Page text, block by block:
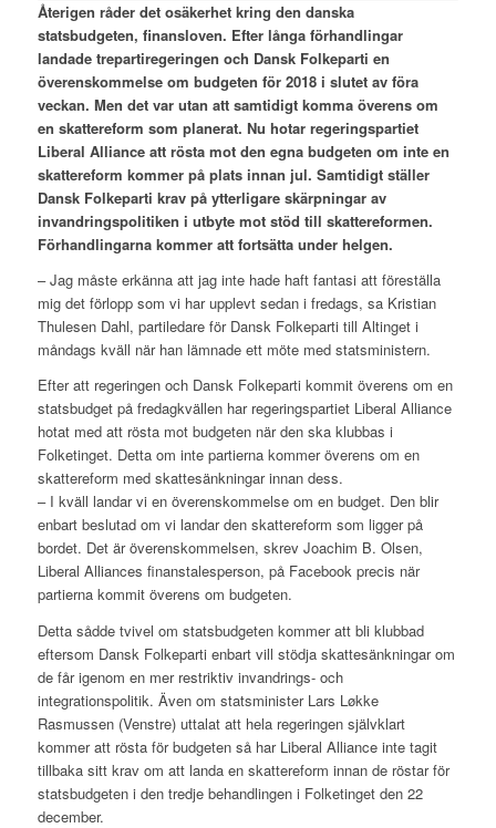
Återigen råder det osäkerhet kring den danska
statsbudgeten, finansloven. Efter långa förhandlingar
landade trepartiregeringen och Dansk Folkeparti en
överenskommelse om budgeten för 2018 i slutet av föra
veckan. Men det var utan att samtidigt komma överens om
en skattereform som planerat. Nu hotar regeringspartiet
Liberal Alliance att rösta mot den egna budgeten om inte en
skattereform kommer på plats innan jul. Samtidigt ställer
Dansk Folkeparti krav på ytterligare skärpningar av
invandringspolitiken i utbyte mot stöd till skattereformen.
Förhandlingarna kommer att fortsätta under helgen.
– Jag måste erkänna att jag inte hade haft fantasi att föreställa
mig det förlopp som vi har upplevt sedan i fredags, sa Kristian
Thulesen Dahl, partiledare för Dansk Folkeparti till Altinget i
måndags kväll när han lämnade ett möte med statsministern.
Efter att regeringen och Dansk Folkeparti kommit överens om en
statsbudget på fredagkvällen har regeringspartiet Liberal Alliance
hotat med att rösta mot budgeten när den ska klubbas i
Folketinget. Detta om inte partierna kommer överens om en
skattereform med skattesänkningar innan dess.
– I kväll landar vi en överenskommelse om en budget. Den blir
enbart beslutad om vi landar den skattereform som ligger på
bordet. Det är överenskommelsen, skrev Joachim B. Olsen,
Liberal Alliances finanstalesperson, på Facebook precis när
partierna kommit överens om budgeten.
Detta sådde tvivel om statsbudgeten kommer att bli klubbad
eftersom Dansk Folkeparti enbart vill stödja skattesänkningar om
de får igenom en mer restriktiv invandrings- och
integrationspolitik. Även om statsminister Lars Løkke
Rasmussen (Venstre) uttalat att hela regeringen självklart
kommer att rösta för budgeten så har Liberal Alliance inte tagit
tillbaka sitt krav om att landa en skattereform innan de röstar för
statsbudgeten i den tredje behandlingen i Folketinget den 22
december.